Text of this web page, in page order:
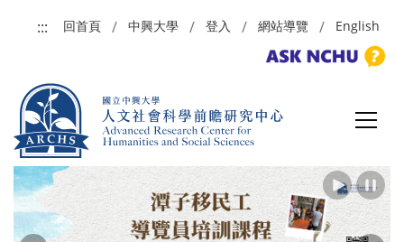
:::
回首頁 中興大學 登入 網站導覽 English